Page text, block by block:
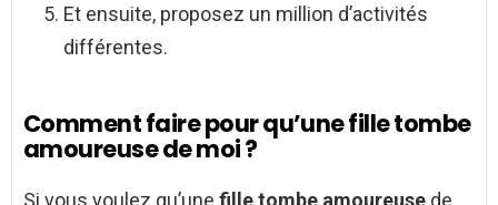
Et ensuite, proposez un million d’activités
différentes.
Comment faire pour qu’une fille tombe
amoureuse de moi ?
Si vous voulez qu’une fille tombe amoureuse de